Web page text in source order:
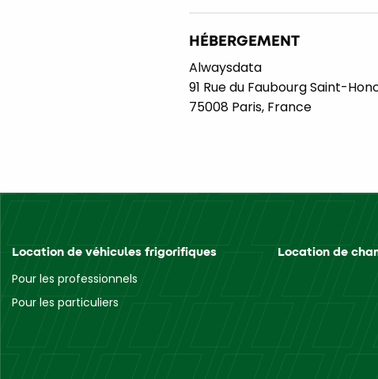
HÉBERGEMENT
Alwaysdata
91 Rue du Faubourg Saint-
75008 Paris, France
Location de véhicules frigorifiques
Pour les professionnels
Pour les particuliers
Location de